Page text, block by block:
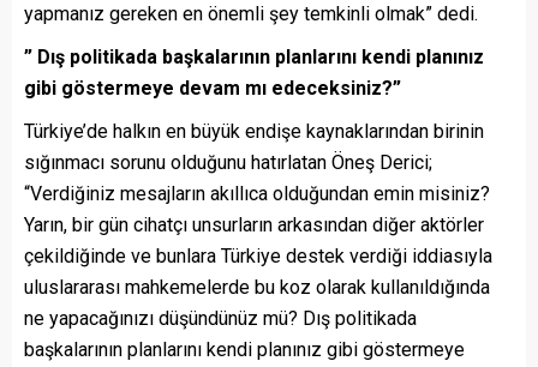
yapmanız gereken en önemli şey temkinli olmak” dedi.
” Dış politikada başkalarının planlarını kendi planınız
gibi göstermeye devam mı edeceksiniz?”
Türkiye’de halkın en büyük endişe kaynaklarından birinin
sığınmacı sorunu olduğunu hatırlatan Öneş Derici;
“Verdiğiniz mesajların akıllıca olduğundan emin misiniz?
Yarın, bir gün cihatçı unsurların arkasından diğer aktörler
çekildiğinde ve bunlara Türkiye destek verdiği iddiasıyla
uluslararası mahkemelerde bu koz olarak kullanıldığında
ne yapacağınızı düşündünüz mü? Dış politikada
başkalarının planlarını kendi planınız gibi göstermeye